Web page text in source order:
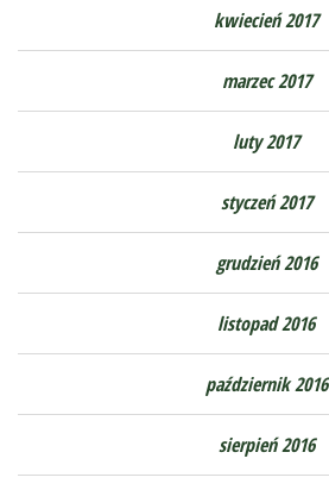
kwiecień 2017
marzec 2017
luty 2017
styczeń 2017
grudzień 2016
listopad 2016
październik 2016
sierpień 2016